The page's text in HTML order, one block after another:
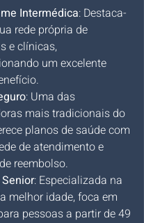
Intermédica: Destaca-
rede própria de
e clínicas,
um excelente
: Uma das
mais tradicionais do
planos de saúde com
de atendimento e
reembolso.
: Especializada na
melhor idade, foca em
pessoas a partir de 49